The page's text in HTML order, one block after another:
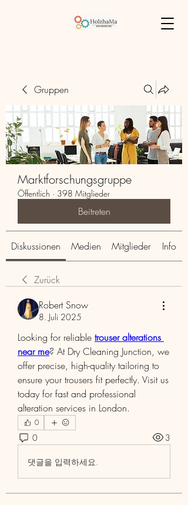
Gruppen
Marktforschungsgruppe
Öffentlich · 398 Mitglieder
Beitreten
Diskussionen Medien Mitglieder Info
Zurück
Robert Snow
8. Juli 2025
Looking for reliable trouser alterations
near me? At Dry Cleaning Junction, we
offer precise, high-quality tailoring to
ensure your trousers fit perfectly. Visit us
today for fast and professional
alteration services in London.
0
0 3
댓글을 입력하세요.